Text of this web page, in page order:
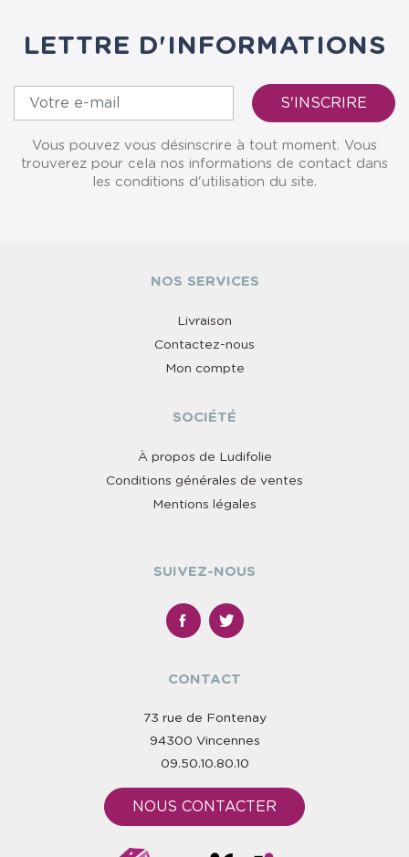
LETTRE D'INFORMATIONS
Vous pouvez vous désinscrire à tout moment. Vous
trouverez pour cela nos informations de contact dans
les conditions d'utilisation du site.
NOS SERVICES
Livraison
Contactez-nous
Mon compte
SOCIÉTÉ
À propos de Ludifolie
Conditions générales de ventes
Mentions légales
SUIVEZ-NOUS
CONTACT
73 rue de Fontenay
94300 Vincennes
09.50.10.80.10
NOUS CONTACTER